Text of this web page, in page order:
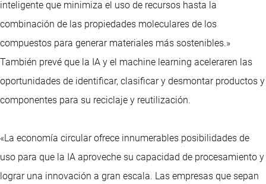
inteligente que minimiza el uso de recursos hasta la
combinación de las propiedades moleculares de los
compuestos para generar materiales más sostenibles.»
También prevé que la IA y el machine learning aceleraren las
oportunidades de identificar, clasificar y desmontar productos y
componentes para su reciclaje y reutilización.
«La economía circular ofrece innumerables posibilidades de
uso para que la IA aproveche su capacidad de procesamiento y
lograr una innovación a gran escala. Las empresas que sepan